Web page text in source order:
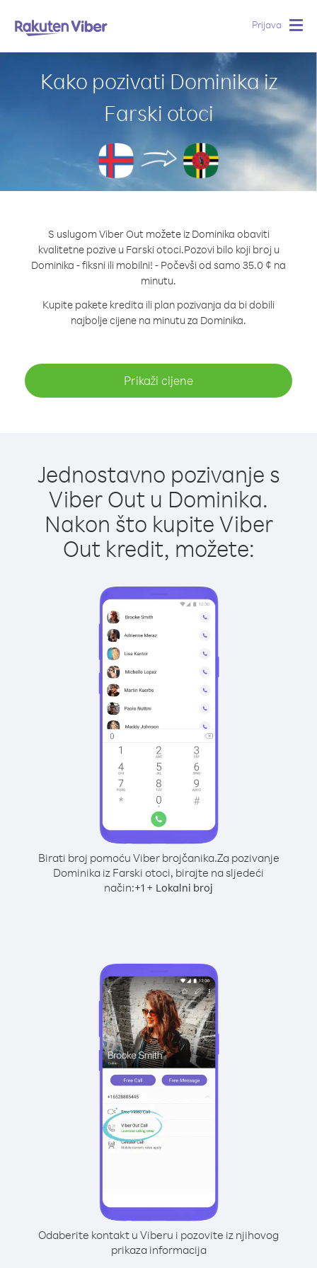
Prijava
Kako pozivati Dominika iz
Farski otoci
S uslugom Viber Out možete iz Dominika obaviti
kvalitetne pozive u Farski otoci.Pozovi bilo koji broj u
Dominika - fiksni ili mobilni! - Počevši od samo 35.0 ¢ na
minutu.
Kupite pakete kredita ili plan pozivanja da bi dobili
najbolje cijene na minutu za Dominika.
Prikaži cijene
Jednostavno pozivanje s
Viber Out u Dominika.
Nakon što kupite Viber
Out kredit, možete:
Birati broj pomoću Viber brojčanika.Za pozivanje
Dominika iz Farski otoci, birajte na sljedeći
način:+1 + Lokalni broj
Odaberite kontakt u Viberu i pozovite iz njihovog
prikaza informacija